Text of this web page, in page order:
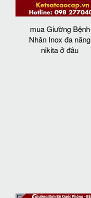
mua Giường Bệnh
Nhân Inox đa năng
nikita ở đâu